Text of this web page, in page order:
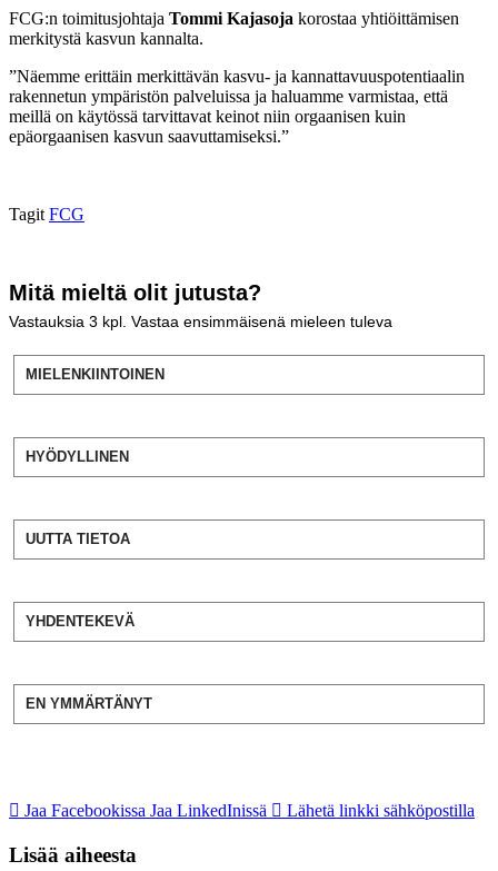
FCG:n toimitusjohtaja Tommi Kajasoja korostaa yhtiöittämisen
merkitystä kasvun kannalta.
”Näemme erittäin merkittävän kasvu- ja kannattavuuspotentiaalin
rakennetun ympäristön palveluissa ja haluamme varmistaa, että
meillä on käytössä tarvittavat keinot niin orgaanisen kuin
epäorgaanisen kasvun saavuttamiseksi.”
Tagit FCG
Mitä mieltä olit jutusta?
Vastauksia 3 kpl. Vastaa ensimmäisenä mieleen tuleva
MIELENKIINTOINEN
HYÖDYLLINEN
UUTTA TIETOA
YHDENTEKEVÄ
EN YMMÄRTÄNYT
Jaa Facebookissa Jaa LinkedInissä Lähetä linkki sähköpostilla
Lisää aiheesta